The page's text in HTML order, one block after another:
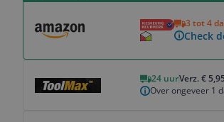
3 tot 4
Check
24 uurVerz. € 5,95
Over ongeveer 1